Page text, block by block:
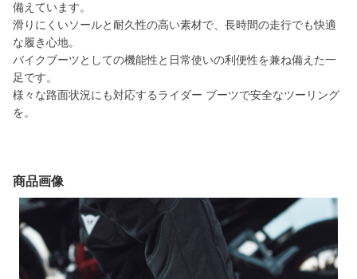
備えています。
滑りにくいソールと耐久性の高い素材で、長時間の走行でも快適
な履き心地。
バイクブーツとしての機能性と日常使いの利便性を兼ね備えた一
足です。
様々な路面状況にも対応するライダー ブーツで安全なツーリング
を。
商品画像